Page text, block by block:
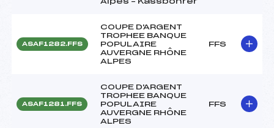
ASAF1282.FFS
COUPE D'ARGENT
TROPHEE BANQUE
POPULAIRE
AUVERGNE RHÔNE
ALPES
FFS
ASAF1281.FFS
COUPE D'ARGENT
TROPHEE BANQUE
POPULAIRE
AUVERGNE RHÔNE
ALPES
FFS